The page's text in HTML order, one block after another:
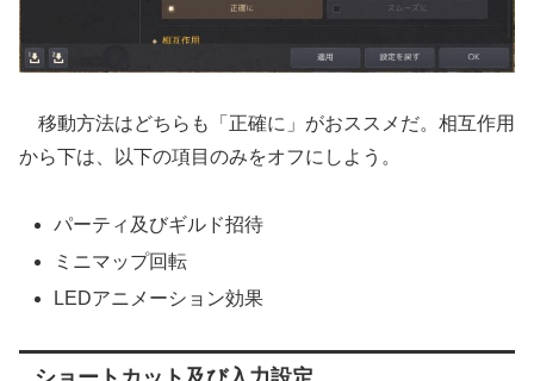
移動方法はどちらも「正確に」がおススメだ。相互作用
から下は、以下の項目のみをオフにしよう。
パーティ及びギルド招待
ミニマップ回転
LEDアニメーション効果